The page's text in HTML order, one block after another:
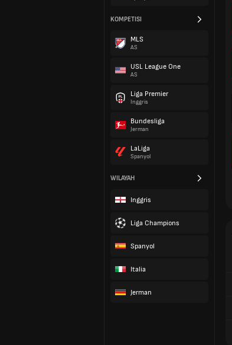
KOMPETISI
MLS
AS
USL League One
AS
Liga Premier
Inggris
Bundesliga
Jerman
LaLiga
Spanyol
WILAYAH
Inggris
Liga Champions
Spanyol
Italia
Jerman